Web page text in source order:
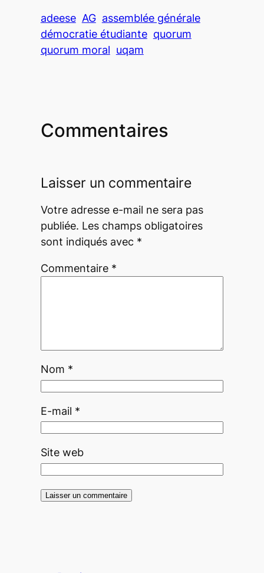
adeese AG assemblée générale
démocratie étudiante quorum
quorum moral uqam
Commentaires
Laisser un commentaire
Votre adresse e-mail ne sera pas
publiée. Les champs obligatoires
sont indiqués avec *
Commentaire *
Nom *
E-mail *
Site web